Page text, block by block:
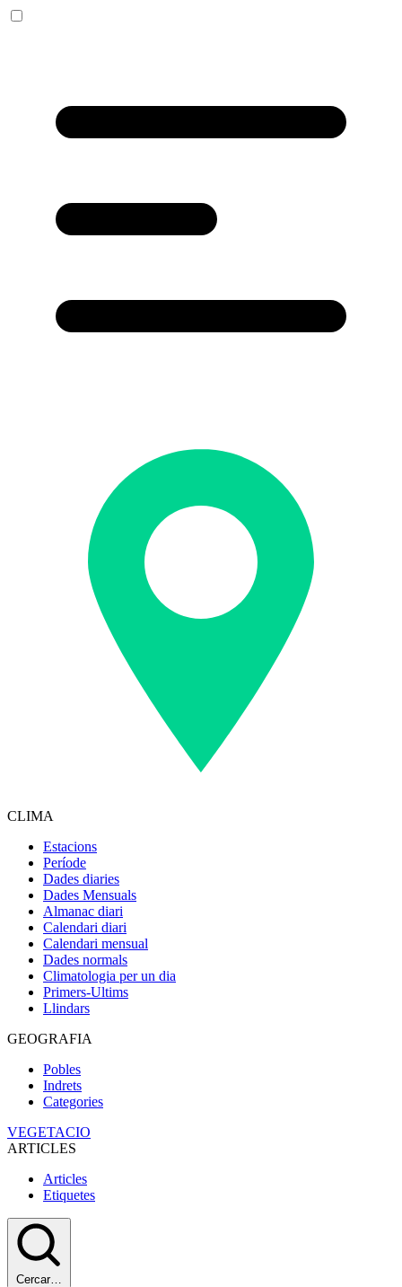
CLIMA
Estacions
Període
Dades diaries
Dades Mensuals
Almanac diari
Calendari diari
Calendari mensual
Dades normals
Climatologia per un dia
Primers-Ultims
Llindars
GEOGRAFIA
Pobles
Indrets
Categories
VEGETACIO
ARTICLES
Articles
Etiquetes
Cercar…